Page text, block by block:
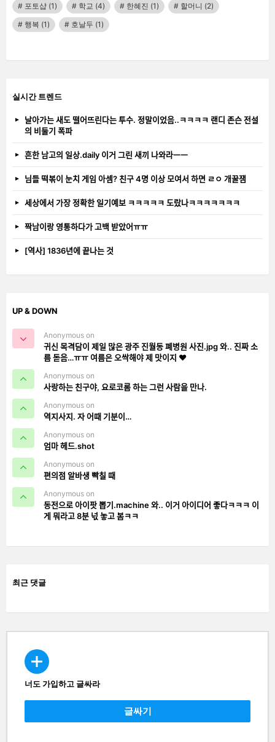
포토샵 (1) 학교 (4) 한혜진 (1) 할머니 (2)
행복 (1) 호날두 (1)
실시간 트렌드
날아가는 새도 떨어뜨린다는 투수. 정말이었음..ㅋㅋㅋㅋ 랜디 존슨 전설
의 비둘기 폭파
흔한 남고의 일상.daily 이거 그린 새끼 나와라ㅡㅡ
님들 떡볶이 눈치 게임 아셈? 친구 4명 이상 모여서 하면 ㄹㅇ 개꿀잼
세상에서 가장 정확한 일기예보 ㅋㅋㅋㅋㅋ 도랐나ㅋㅋㅋㅋㅋㅋㅋ
짝남이랑 영통하다가 고백 받았어ㅠㅠ
[역사] 1836년에 끝나는 것
UP & DOWN
Anonymous on
귀신 목격담이 제일 많은 광주 진월동 폐병원 사진.jpg 와.. 진짜 소
름 돋음…ㅠㅠ 여름은 오싹해야 제 맛이지 ❤️
Anonymous on
사랑하는 친구야, 요로코롬 하는 그런 사람을 만나.
Anonymous on
역지사지. 자 어때 기분이…
Anonymous on
엄마 헤드.shot
Anonymous on
편의점 알바생 빡칠 때
Anonymous on
동전으로 아이팟 뽑기.machine 와.. 이거 아이디어 좋다ㅋㅋㅋ 이
게 뭐라고 8분 넋 놓고 봄ㅋㅋ
최근 댓글
CREATE
너도 가입하고 글싸라
글싸기